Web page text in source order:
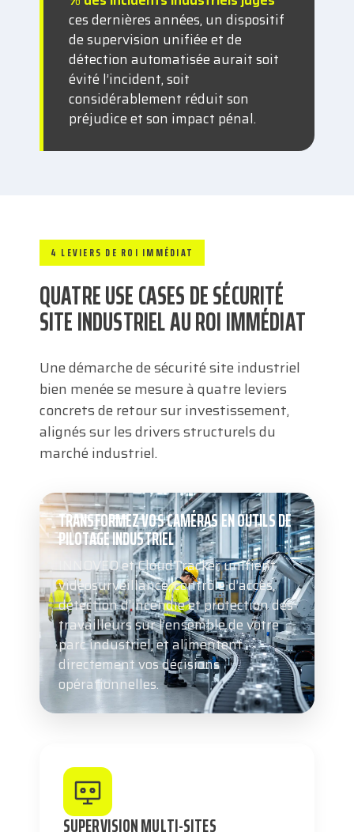
ces dernières années, un dispositif
de supervision unifiée et de
détection automatisée aurait soit
évité l’incident, soit
considérablement réduit son
préjudice et son impact pénal.
4 LEVIERS DE ROI IMMÉDIAT
QUATRE USE CASES DE SÉCURITÉ
SITE INDUSTRIEL AU ROI IMMÉDIAT
Une démarche de sécurité site industriel
bien menée se mesure à quatre leviers
concrets de retour sur investissement,
alignés sur les drivers structurels du
marché industriel.
TRANSFORMEZ VOS CAMÉRAS EN OUTILS DE
PILOTAGE INDUSTRIEL
INNOVEO et CloudTracker unifient
vidéosurveillance, contrôle d’accès,
détection d’incendie et protection des
travailleurs sur l’ensemble de votre
parc industriel, et alimentent
directement vos décisions
opérationnelles.
SUPERVISION MULTI-SITES